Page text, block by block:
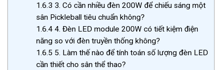
1.6.3 3. Có cần nhiều đèn 200W để chiếu sáng một
sân Pickleball tiêu chuẩn không?
1.6.44. Đèn LED module 200W có tiết kiệm điện
năng so với đèn truyền thống không?
1.6.5 5. Làm thế nào để tính toán số lượng đèn LED
cần thiết cho sân thể thao?